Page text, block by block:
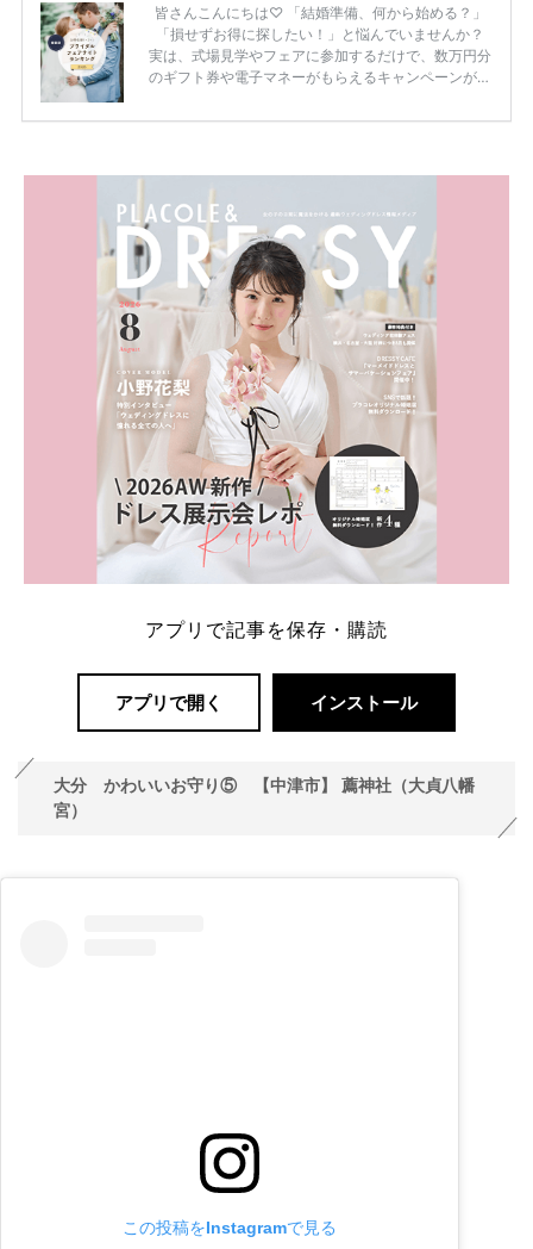
皆さんこんにちは♡ 「結婚準備、何から始める？」
「損せずお得に探したい！」と悩んでいませんか？
実は、式場見学やフェアに参加するだけで、数万円分
のギフト券や電子マネーがもらえるキャンペーンがあ
ため、比較せずに選ぶと損をしてしまうことも……。
内容：特典金額・条件・応募方法・注意点 「どこが
一番お得？」「プラコレの特典は？」といった疑問も
解決します。 まずは診断で候補を絞れる「ウェディ
ング診断」か、体験型 […]
続きを読む
アプリで記事を保存・購読
アプリで開く インストール
大分 かわいいお守り⑤ 【中津市】 薦神社（大貞八幡
宮）
この投稿をInstagramで見る